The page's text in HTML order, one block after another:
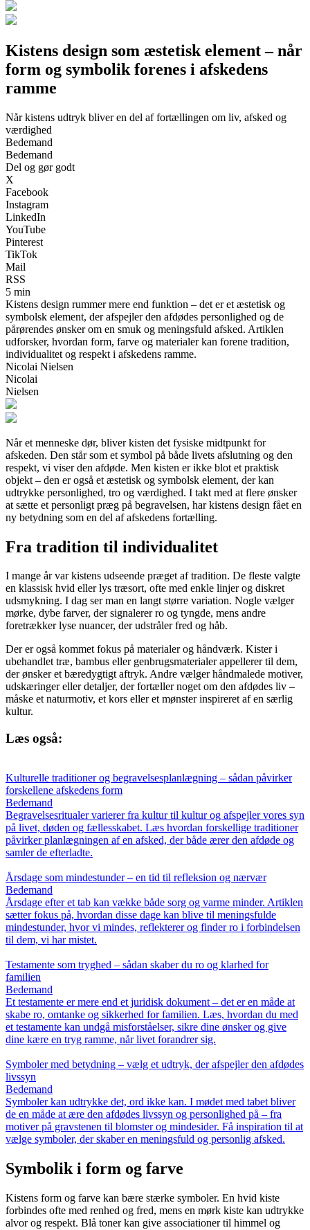
Kistens design som æstetisk element – når
form og symbolik forenes i afskedens
ramme
Når kistens udtryk bliver en del af fortællingen om liv, afsked og
værdighed
Bedemand
Bedemand
Del og gør godt
X
Facebook
Instagram
LinkedIn
YouTube
Pinterest
TikTok
Mail
RSS
5 min
Kistens design rummer mere end funktion – det er et æstetisk og
symbolsk element, der afspejler den afdødes personlighed og de
pårørendes ønsker om en smuk og meningsfuld afsked. Artiklen
udforsker, hvordan form, farve og materialer kan forene tradition,
individualitet og respekt i afskedens ramme.
Nicolai Nielsen
Nicolai
Nielsen
Når et menneske dør, bliver kisten det fysiske midtpunkt for
afskeden. Den står som et symbol på både livets afslutning og den
respekt, vi viser den afdøde. Men kisten er ikke blot et praktisk
objekt – den er også et æstetisk og symbolsk element, der kan
udtrykke personlighed, tro og værdighed. I takt med at flere ønsker
at sætte et personligt præg på begravelsen, har kistens design fået en
ny betydning som en del af afskedens fortælling.
Fra tradition til individualitet
I mange år var kistens udseende præget af tradition. De fleste valgte
en klassisk hvid eller lys træsort, ofte med enkle linjer og diskret
udsmykning. I dag ser man en langt større variation. Nogle vælger
mørke, dybe farver, der signalerer ro og tyngde, mens andre
foretrækker lyse nuancer, der udstråler fred og håb.
Der er også kommet fokus på materialer og håndværk. Kister i
ubehandlet træ, bambus eller genbrugsmaterialer appellerer til dem,
der ønsker et bæredygtigt aftryk. Andre vælger håndmalede motiver,
udskæringer eller detaljer, der fortæller noget om den afdødes liv –
måske et naturmotiv, et kors eller et mønster inspireret af en særlig
kultur.
Læs også:
Kulturelle traditioner og begravelsesplanlægning – sådan påvirker
forskellene afskedens form
Bedemand
Begravelsesritualer varierer fra kultur til kultur og afspejler vores syn
på livet, døden og fællesskabet. Læs hvordan forskellige traditioner
påvirker planlægningen af en afsked, der både ærer den afdøde og
samler de efterladte.
Årsdage som mindestunder – en tid til refleksion og nærvær
Bedemand
Årsdage efter et tab kan vække både sorg og varme minder. Artiklen
sætter fokus på, hvordan disse dage kan blive til meningsfulde
mindestunder, hvor vi mindes, reflekterer og finder ro i forbindelsen
til dem, vi har mistet.
Testamente som tryghed – sådan skaber du ro og klarhed for
familien
Bedemand
Et testamente er mere end et juridisk dokument – det er en måde at
skabe ro, omtanke og sikkerhed for familien. Læs, hvordan du med
et testamente kan undgå misforståelser, sikre dine ønsker og give
dine kære en tryg ramme, når livet forandrer sig.
Symboler med betydning – vælg et udtryk, der afspejler den afdødes
livssyn
Bedemand
Symboler kan udtrykke det, ord ikke kan. I mødet med tabet bliver
de en måde at ære den afdødes livssyn og personlighed på – fra
motiver på gravstenen til blomster og mindesider. Få inspiration til at
vælge symboler, der skaber en meningsfuld og personlig afsked.
Symbolik i form og farve
Kistens form og farve kan bære stærke symboler. En hvid kiste
forbindes ofte med renhed og fred, mens en mørk kiste kan udtrykke
alvor og respekt. Blå toner kan give associationer til himmel og